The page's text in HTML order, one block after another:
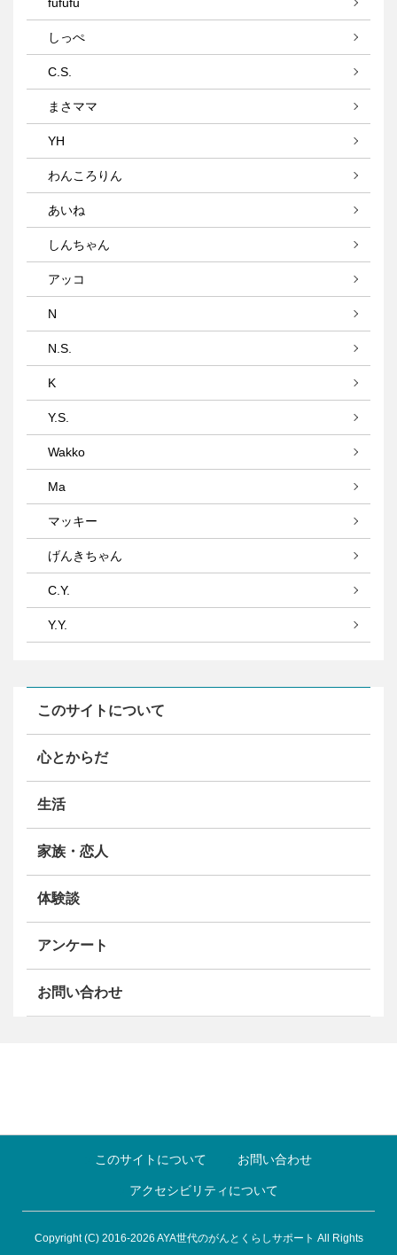
fufufu
しっぺ
C.S.
まさママ
YH
わんころりん
あいね
しんちゃん
アッコ
N
N.S.
K
Y.S.
Wakko
Ma
マッキー
げんきちゃん
C.Y.
Y.Y.
このサイトについて
心とからだ
生活
家族・恋人
体験談
アンケート
お問い合わせ
このサイトについて お問い合わせ
アクセシビリティについて
Copyright (C) 2016-2026 AYA世代のがんとくらしサポート All Rights